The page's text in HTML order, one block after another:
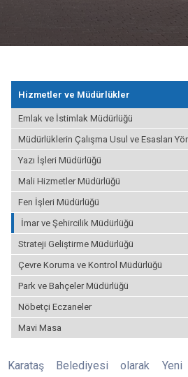
Hizmetler ve Müdürlükler
Emlak ve İstimlak Müdürlüğü
Müdürlüklerin Çalışma Usul ve Esasları
Yazı İşleri Müdürlüğü
Mali Hizmetler Müdürlüğü
Fen İşleri Müdürlüğü
İmar ve Şehircilik Müdürlüğü
Strateji Geliştirme Müdürlüğü
Çevre Koruma ve Kontrol Müdürlüğü
Park ve Bahçeler Müdürlüğü
Nöbetçi Eczaneler
Mavi Masa
Karataş Belediyesi olarak Yeni